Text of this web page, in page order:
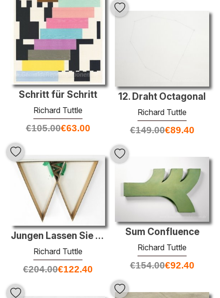
Schritt für Schritt
Richard Tuttle
€105.00€63.00
12. Draht Octagonal
Richard Tuttle
€149.00€89.40
Jungen Lassen Sie uns Bad Boys (5)
Richard Tuttle
€204.00€122.40
Sum Confluence
Richard Tuttle
€154.00€92.40